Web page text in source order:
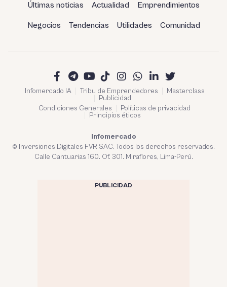
Últimas noticias Actualidad Emprendimientos
Negocios Tendencias Utilidades Comunidad
Infomercado IA Tribu de Emprendedores
Masterclass
Publicidad
Condiciones Generales
Políticas de privacidad
Principios éticos
Infomercado
© Inversiones Digitales FVR SAC. Todos los derechos reservados.
Calle Cantuarias 160. Of. 301. Miraflores, Lima-Perú.
PUBLICIDAD